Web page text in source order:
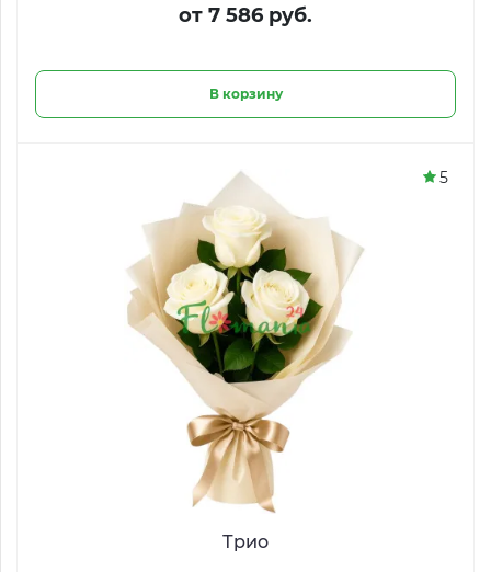
от 7 586 руб.
В корзину
Трио
5